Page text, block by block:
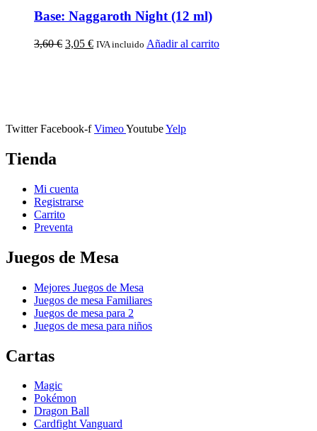
Base: Naggaroth Night (12 ml)
3,60€ 3,05 € IVA incluido Añadir al carrito
Twitter Facebook-f VimeoYoutubeYelp
Tienda
Mi cuenta
Registrarse
Carrito
Preventa
Juegos de Mesa
Mejores Juegos de Mesa
Juegos de mesa Familiares
Juegos de mesa para 2
Juegos de mesa para niños
Cartas
Magic
Pokémon
Dragon Ball
Cardfight Vanguard